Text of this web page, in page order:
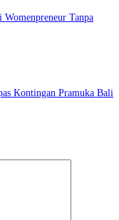
Tanpa
Kontingan Pramuka Bali